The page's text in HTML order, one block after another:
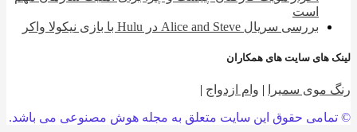
بررسی سریال Alice and Steve در Hulu با بازی نیکولا واکر
های سایت های همکاران
موی سمیرا|وام ازدواج |
حقوق این سایت متعلق به مجله هوش مصنوعی می باشد.